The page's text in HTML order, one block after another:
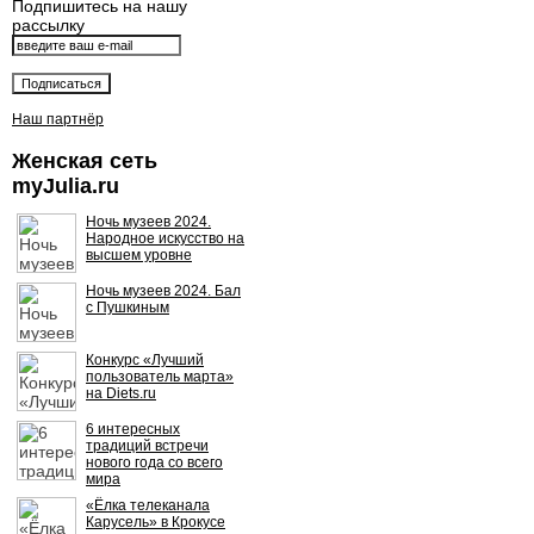
Подпишитесь на нашу
рассылку
Наш партнёр
Женская сеть
myJulia.ru
Ночь музеев 2024.
Народное искусство на
высшем уровне
Ночь музеев 2024. Бал
с Пушкиным
Конкурс «Лучший
пользователь марта»
на Diets.ru
6 интересных
традиций встречи
нового года со всего
мира
«Ёлка телеканала
Карусель» в Крокусе